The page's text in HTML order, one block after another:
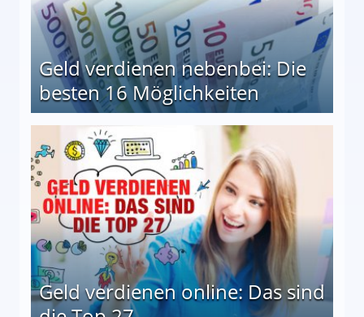
Geld verdienen nebenbei: Die
besten 16 Möglichkeiten
Geld verdienen online: Das sind